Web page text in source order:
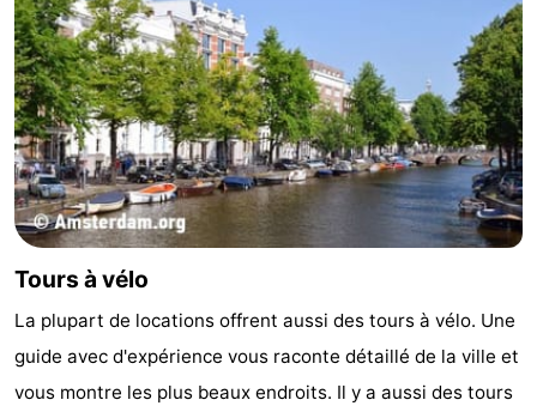
Tours à vélo
La plupart de locations offrent aussi des tours à vélo. Une
guide avec d'expérience vous raconte détaillé de la ville et
vous montre les plus beaux endroits. Il y a aussi des tours